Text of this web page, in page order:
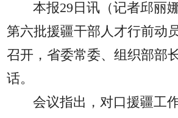
本报29日讯（记者邱丽娜
第六批援疆干部人才行前动
召开，省委常委、组织部部
话。
会议指出，对口援疆工